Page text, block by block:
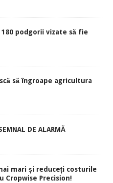
podgorii vizate să fie
să îngroape agricultura
DE ALARMĂ
mari și reduceți costurile
Cropwise Precision!